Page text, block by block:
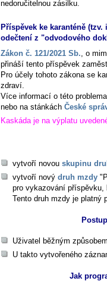
nedoručitelnou zásilku.
Příspěvek ke karanténě
odečtení z "odvodového
Zákon č. 121/2021 Sb., o
přináší tento příspěvek
Pro účely tohoto zákona se
zdraví.
Více informací o této
nebo na stánkách České
Kaskáda je na výplatu
vytvoří novou skupinu
vytvoří nový druh mzdy
pro vykazování příspěvku,
Tento druh mzdy je platný
Uživatel běžným způsobem
U takto vytvořeného
Jak